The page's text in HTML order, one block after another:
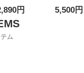
ール スライドサ
ル BASILE
ンズ
円
ブル柄
スライド
5,500円
ム